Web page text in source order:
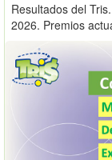
Resultados del
2026. Premios